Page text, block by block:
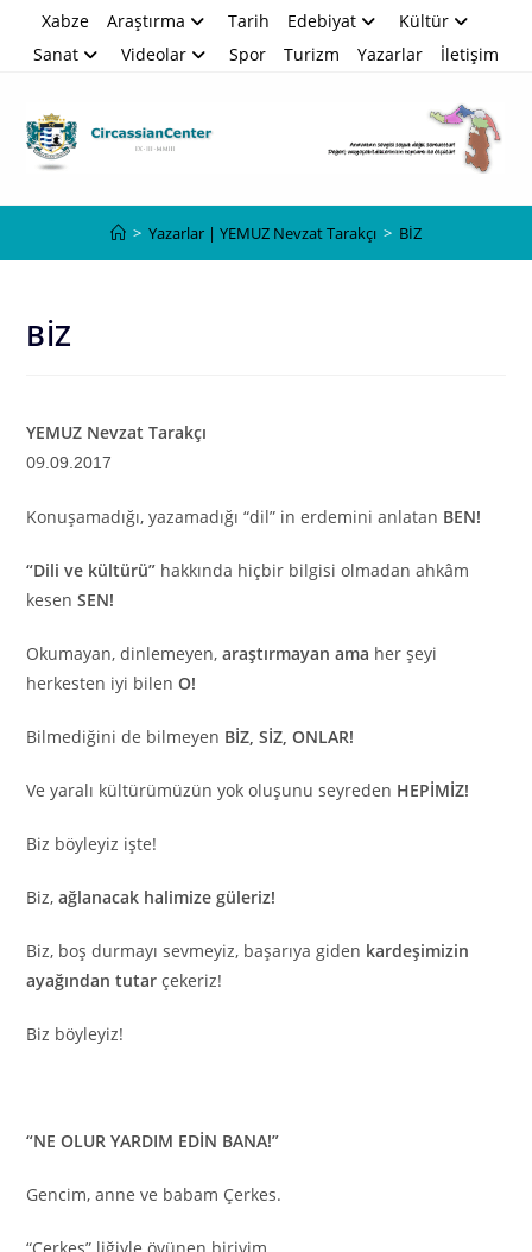
Xabze Araştırma Tarih Edebiyat
Kültür
Sanat
Videolar Spor Turizm Yazarlar İletişim
> Yazarlar | YEMUZ Nevzat Tarakçı > BİZ
BİZ
YEMUZ Nevzat Tarakçı
09 .09.2017
Konuşamadığı, yazamadığı “dil” in erdemini anlatan BEN!
“Dili ve kültürü” hakkında hiçbir bilgisi olmadan ahkâm
kesenSEN!
Okumayan, dinlemeyen,araştırmayan ama her şeyi
herkesten iyi bilenO!
Bilmediğini de bilmeyen BİZ, SİZ, ONLAR!
Ve yaralı kültürümüzün yok oluşunu seyreden HEPİMİZ!
Biz böyleyiz işte!
Biz,ağlanacak halimize güleriz!
Biz, boş durmayı sevmeyiz, başarıya giden kardeşimizin
ayağından tutar çekeriz!
Biz böyleyiz!
“NE OLUR YARDIM EDİN BANA!”
Gencim, anne ve babam Çerkes.